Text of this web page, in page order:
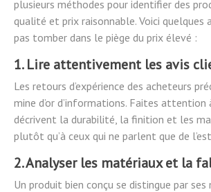
plusieurs méthodes pour identifier des
qualité et prix raisonnable. Voici quelques
pas tomber dans le piège du prix élevé :
1. Lire attentivement les avis
Les retours d’expérience des acheteurs
mine d’or d’informations. Faites attention
décrivent la durabilité, la finition et les
plutôt qu’à ceux qui ne parlent que de
2. Analyser les matériaux et la
Un produit bien conçu se distingue par